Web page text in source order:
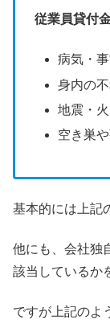
従業員貸付
病気・
身内の
地震・
空き巣
基本的には上記
他にも、会社独
該当しているか
ですが上記のよ